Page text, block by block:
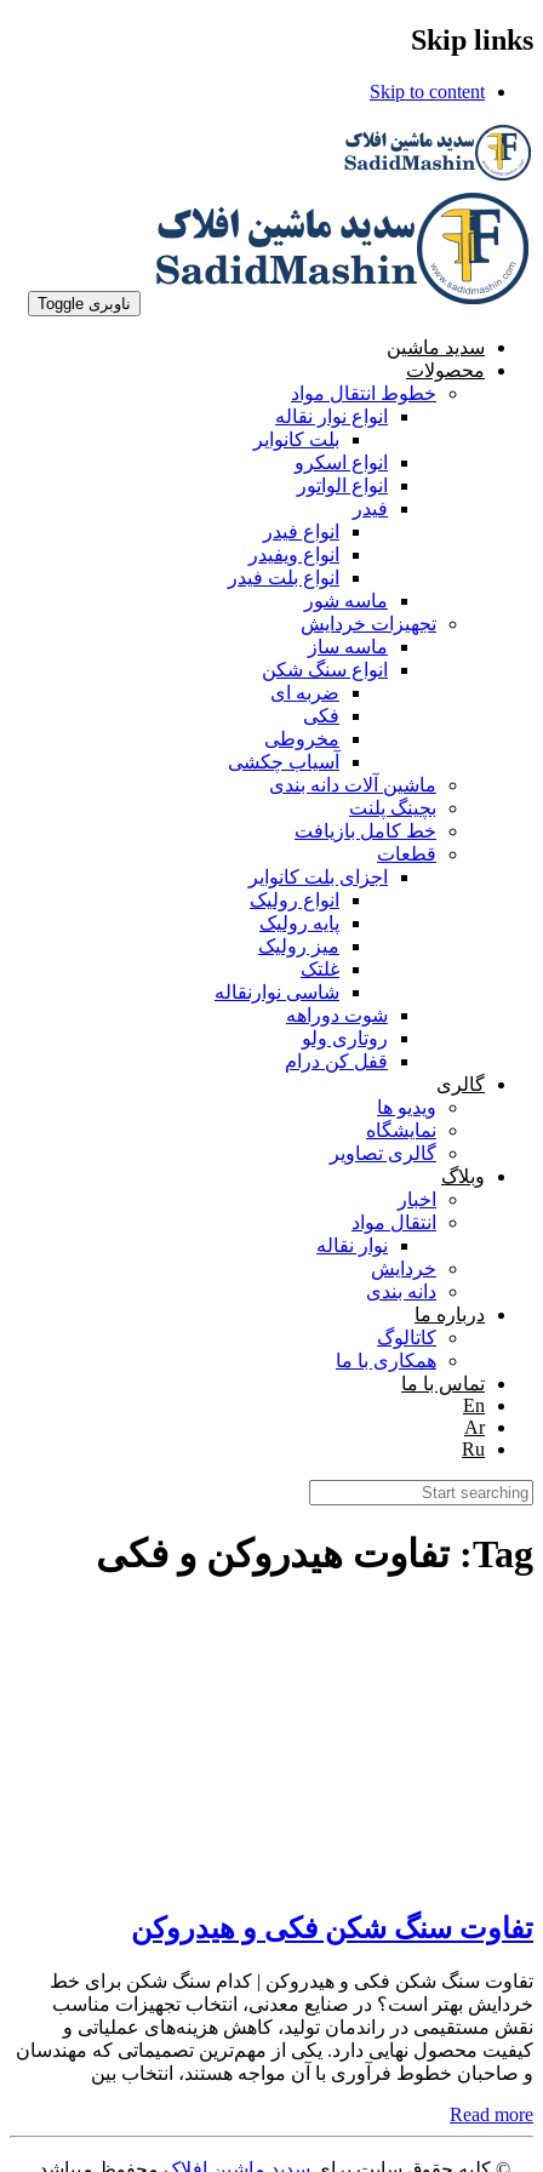
Skip links
Skip to content
ناوبری Toggle
سدید ماشین
محصولات
خطوط انتقال مواد
انواع نوار نقاله
بلت کانوایر
انواع اسکرو
انواع الواتور
فیدر
انواع فیدر
انواع ویفیدر
انواع بلت فیدر
ماسه شور
تجهیزات خردایش
ماسه ساز
انواع سنگ شکن
ضربه ای
فکی
مخروطی
آسیاب چکشی
ماشین آلات دانه بندی
بچینگ پلنت
خط کامل بازیافت
قطعات
اجزای بلت کانوایر
انواع رولیک
پایه رولیک
میز رولیک
غلتک
شاسی نوارنقاله
شوت دوراهه
روتاری ولو
قفل کن درام
گالری
ویدیو ها
نمایشگاه
گالری تصاویر
وبلاگ
اخبار
انتقال مواد
نوار نقاله
خردایش
دانه بندی
درباره ما
کاتالوگ
همکاری با ما
تماس با ما
En
Ar
Ru
Tag: تفاوت هیدروکن و فکی
تفاوت سنگ شکن فکی و هیدروکن
تفاوت سنگ شکن فکی و هیدروکن | کدام سنگ شکن برای خط
خردایش بهتر است؟ در صنایع معدنی، انتخاب تجهیزات مناسب
نقش مستقیمی در راندمان تولید، کاهش هزینه‌های عملیاتی و
کیفیت محصول نهایی دارد. یکی از مهم‌ترین تصمیماتی که مهندسان
و صاحبان خطوط فرآوری با آن مواجه هستند، انتخاب بین
Read more